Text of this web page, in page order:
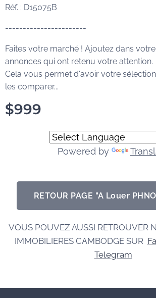
Réf. : D15075B
-----------------------
Faites votre marché ! Ajoutez dans votre
annonces qui ont retenu votre attention.
Cela vous permet d'avoir votre
les comparer...
$999
Powered by
RETOUR PAGE "A Louer
VOUS POUVEZ AUSSI RETROUVER
IMMOBILIERES CAMBODGE SUR
Telegram